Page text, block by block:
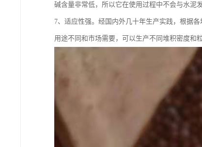
碱含量非常低，所以它在使用过程中不会与水泥
7、适应性强。经国内外几十年生产实践，根据
用途不同和市场需要，可以生产不同堆积密度和